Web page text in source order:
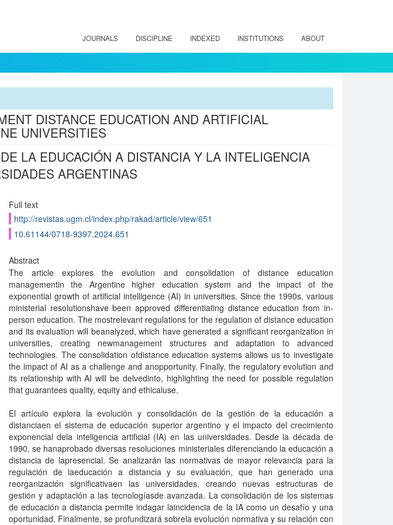
JOURNALS DISCIPLINE INDEXED INSTITUTIONS ABOUT
DISTANCE EDUCATION AND ARTIFICIAL
UNIVERSITIES
LA EDUCACIÓN A DISTANCIA Y LA INTELIGENCIA
ARGENTINAS
Full text
http://revistas.ugm.cl/index.php/rakad/article/view/651
10.61144/0718-9397.2024.651
Abstract
The article explores the evolution and consolidation of distance education
managementin the Argentine higher education system and the impact of the
exponential growth of artificial intelligence (AI) in universities. Since the 1990s, various
ministerial resolutionshave been approved differentiating distance education from in-
person education. The mostrelevant regulations for the regulation of distance education
and its evaluation will beanalyzed, which have generated a significant reorganization in
universities, creating newmanagement structures and adaptation to advanced
technologies. The consolidation ofdistance education systems allows us to investigate
the impact of AI as a challenge and anopportunity. Finally, the regulatory evolution and
its relationship with AI will be delvedinto, highlighting the need for possible regulation
that guarantees quality, equity and ethicaluse.
El artículo explora la evolución y consolidación de la gestión de la educación a
distanciaen el sistema de educación superior argentino y el impacto del crecimiento
exponencial dela inteligencia artificial (IA) en las universidades. Desde la década de
1990, se hanaprobado diversas resoluciones ministeriales diferenciando la educación a
distancia de lapresencial. Se analizarán las normativas de mayor relevancia para la
regulación de laeducación a distancia y su evaluación, que han generado una
reorganización significativaen las universidades, creando nuevas estructuras de
gestión y adaptación a las tecnologíasde avanzada. La consolidación de los sistemas
de educación a distancia permite indagar laincidencia de la IA como un desafío y una
oportunidad. Finalmente, se profundizará sobrela evolución normativa y su relación con